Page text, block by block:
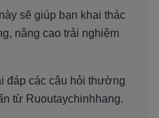
sẽ giúp bạn khai thác
nâng cao trải nghiệm
đáp các câu hỏi thường
từ Ruoutaychinhhang.